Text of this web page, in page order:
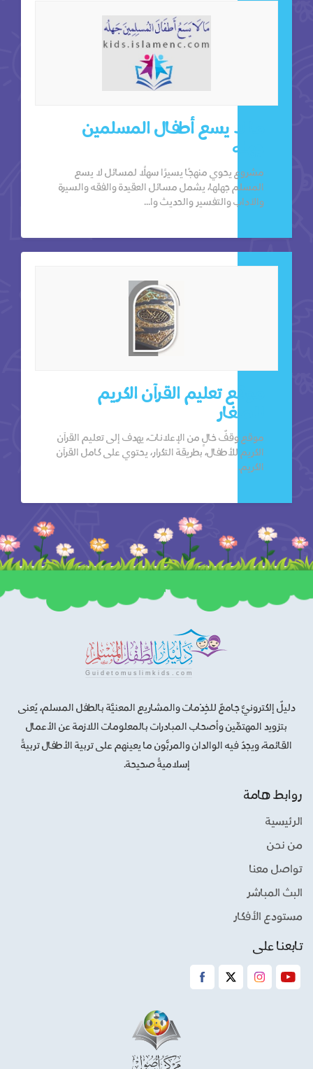
ما لا يسع أطفال المسلمين
جهله
مشروع يحوي منهجًا يسيرًا سهلًا لمسائل لا يسع
المسلم جهلها، يشمل مسائل العقيدة والفقه والسيرة
والآداب والتفسير والحديث وا...
موقع تعليم القرآن الكريم
للصغار
موقع وقفٌ خالٍ من الإعلانات، يهدف إلى تعليم القرآن
الكريم للأطفال، بطريقة التكرار، يحتوي على كامل القرآن
الكريم.
دليلٌ إلكترونيٌّ جامعٌ للخِدْمات والمشاريع المعنيَّة بالطفل المسلم، يُعنى
بتزويد المهتمِّين وأصحاب المبادرات بالمعلومات اللازمة عن الأعمال
القائمة، ويجدُ فيه الوالدان والمربُّون ما يعينهم على تربية الأطفال تربيةً
إسلاميةً صحيحة.
روابط هامة
الرئيسية
من نحن
تواصل معنا
البث المباشر
مستودع الأفكار
تابعنا على